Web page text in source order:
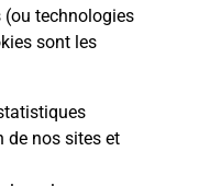
technologies
sont les
de nos sites et